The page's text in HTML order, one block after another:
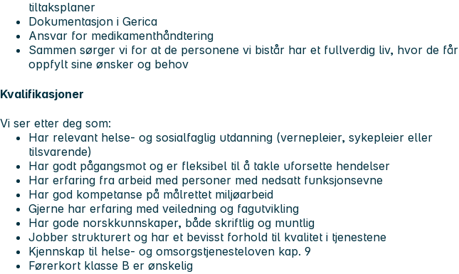
tiltaksplaner
Dokumentasjon i Gerica
Ansvar for medikamenthåndtering
Sammen sørger vi for at de personene vi bistår har et fullverdig liv, hvor de får
oppfylt sine ønsker og behov
Kvalifikasjoner
Vi ser etter deg som:
Har relevant helse- og sosialfaglig utdanning (vernepleier, sykepleier eller
tilsvarende)
Har godt pågangsmot og er fleksibel til å takle uforsette hendelser
Har erfaring fra arbeid med personer med nedsatt funksjonsevne
Har god kompetanse på målrettet miljøarbeid
Gjerne har erfaring med veiledning og fagutvikling
Har gode norskkunnskaper, både skriftlig og muntlig
Jobber strukturert og har et bevisst forhold til kvalitet i tjenestene
Kjennskap til helse- og omsorgstjenesteloven kap. 9
Førerkort klasse B er ønskelig